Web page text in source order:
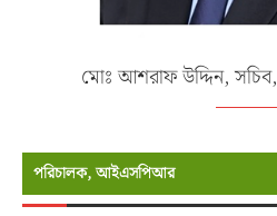
মোঃ আশরাফ উদ্দিন, সচিব,
পরিচালক, আইএসপিআর